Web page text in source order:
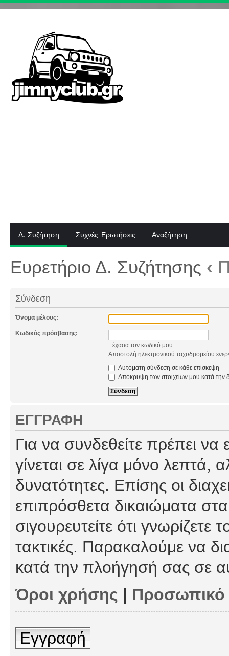
Δ. Συζήτηση Συχνές Ερωτήσεις Αναζήτηση
Ευρετήριο Δ. Συζήτησης ‹
Σύνδεση
Όνομα μέλους:
Κωδικός πρόσβασης:
Ξέχασα τον κωδικό μου
Αποστολή ηλεκτρονικού ταχυδρομείου
Αυτόματη σύνδεση σε κάθε επίσκεψη
Απόκρυψη των στοιχείων μου κατά την
ΕΓΓΡΑΦΉ
Για να συνδεθείτε πρέπει
γίνεται σε λίγα μόνο λεπτά,
δυνατότητες. Επίσης οι
επιπρόσθετα δικαιώματα
σιγουρευτείτε ότι γνωρίζετε
τακτικές. Παρακαλούμε να
κατά την πλοήγησή σας σε
Όροι χρήσης |
Εγγραφή